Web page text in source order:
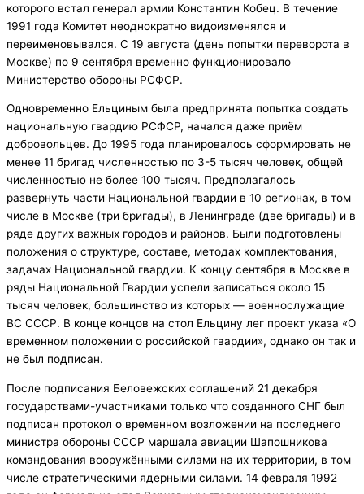
которого встал генерал армии Константин Кобец. В течение
1991 года Комитет неоднократно видоизменялся и
переименовывался. С 19 августа (день попытки переворота в
Москве) по 9 сентября временно функционировало
Министерство обороны РСФСР.
Одновременно Ельциным была предпринята попытка создать
национальную гвардию РСФСР, начался даже приём
добровольцев. До 1995 года планировалось сформировать не
менее 11 бригад численностью по 3-5 тысяч человек, общей
численностью не более 100 тысяч. Предполагалось
развернуть части Национальной гвардии в 10 регионах, в том
числе в Москве (три бригады), в Ленинграде (две бригады) и в
ряде других важных городов и районов. Были подготовлены
положения о структуре, составе, методах комплектования,
задачах Национальной гвардии. К концу сентября в Москве в
ряды Национальной Гвардии успели записаться около 15
тысяч человек, большинство из которых — военнослужащие
ВС СССР. В конце концов на стол Ельцину лег проект указа «О
временном положении о российской гвардии», однако он так и
не был подписан.
После подписания Беловежских соглашений 21 декабря
государствами-участниками только что созданного СНГ был
подписан протокол о временном возложении на последнего
министра обороны СССР маршала авиации Шапошникова
командования вооружёнными силами на их территории, в том
числе стратегическими ядерными силами. 14 февраля 1992